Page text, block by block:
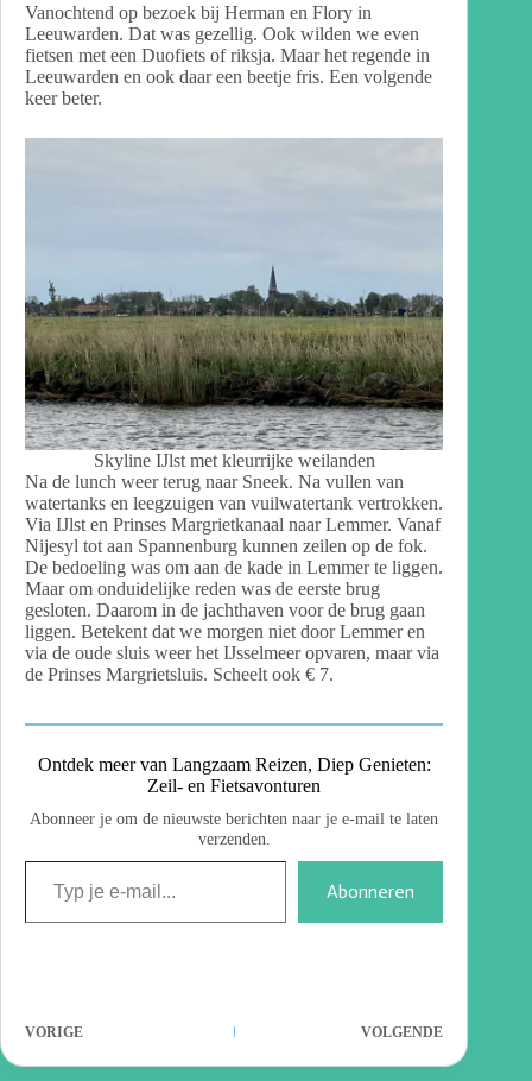
Vanochtend op bezoek bij Herman en Flory in
Leeuwarden. Dat was gezellig. Ook wilden we even
fietsen met een Duofiets of riksja. Maar het regende in
Leeuwarden en ook daar een beetje fris. Een volgende
keer beter.
Skyline IJlst met kleurrijke weilanden
Na de lunch weer terug naar Sneek. Na vullen van
watertanks en leegzuigen van vuilwatertank vertrokken.
Via IJlst en Prinses Margrietkanaal naar Lemmer. Vanaf
Nijesyl tot aan Spannenburg kunnen zeilen op de fok.
De bedoeling was om aan de kade in Lemmer te liggen.
Maar om onduidelijke reden was de eerste brug
gesloten. Daarom in de jachthaven voor de brug gaan
liggen. Betekent dat we morgen niet door Lemmer en
via de oude sluis weer het IJsselmeer opvaren, maar via
de Prinses Margrietsluis. Scheelt ook € 7.
Ontdek meer van Langzaam Reizen, Diep Genieten:
Zeil- en Fietsavonturen
Abonneer je om de nieuwste berichten naar je e-mail te laten
verzenden.
Abonneren
VORIGE VOLGENDE